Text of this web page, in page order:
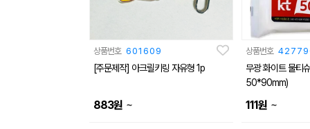
상품번호 601609
[주문제작] 아크릴키링 자유형 1p
883원 ~
상품번호
무광 화이트 물티
50*90mm)
111원 ~